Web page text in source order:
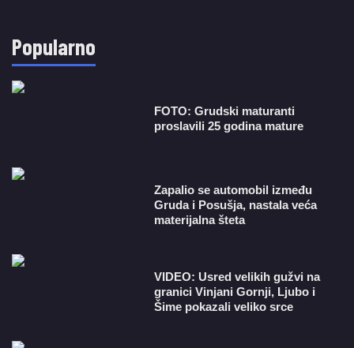
Popularno
FOTO: Grudski maturanti
proslavili 25 godina mature
Zapalio se automobil između
Gruda i Posušja, nastala veća
materijalna šteta
VIDEO: Usred velikih gužvi na
granici Vinjani Gornji, Ljubo i
Šime pokazali veliko srce